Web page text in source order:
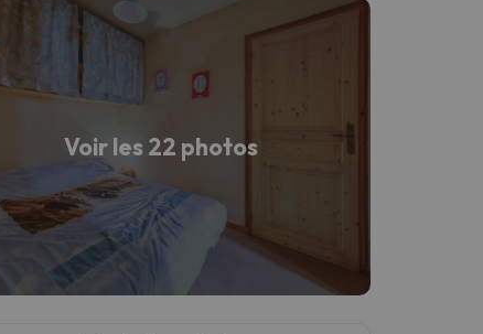
Voir les 22 photos